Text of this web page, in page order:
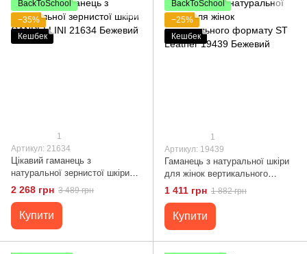
BackToSchool
−35%
Кешбек
1
Артикул: 21634
Цікавий гаманець з
натуральної зернистої шкіри
CANPELLINI 21634 Бежевий
2 268 грн 3 489 грн
Купити
BackToSchool
−25%
Кешбек
1
Артикул: 19439
Гаманець з натуральної шкіри
для жінок вертикального
формату ST Leather 19439
Бежевий
1 411 грн 1 882 грн
Купити